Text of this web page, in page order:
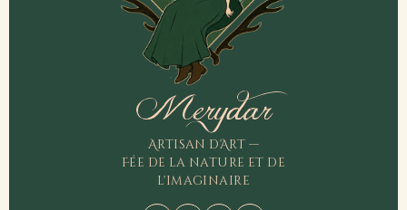
Merydar
Artisan d'Art —
Fée de la nature et de
l'imaginaire